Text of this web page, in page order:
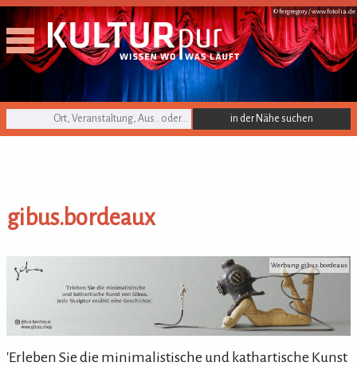
© fergregory /www.fotolia.de
KULTURpur Suche
gibus.bordeaux
gibus.bordeaux Werbung: gibus.bordeaux
'Erleben Sie die minimalistische und kathartische Kunst